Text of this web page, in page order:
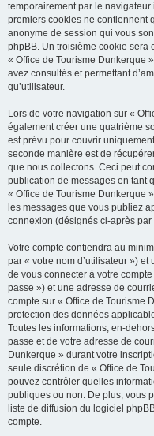
temporairement par le
premiers cookies ne contiennent
anonyme de session qui vous
phpBB. Un troisième cookie sera
« Office de Tourisme Dunkerque
avez consultés et permettant
qu’utilisateur.
Lors de votre navigation sur «
également créer une quatrième
est prévu pour couvrir
seconde manière est de
que nous collectons. Ceci peut
publication de messages en tant
« Office de Tourisme Dunkerque
les messages que vous publiez
connexion (désignés ci-après par
Votre compte contiendra au
par « votre nom d’utilisateur »)
de vous connecter à votre
passe ») et une adresse de
compte sur « Office de Tourisme
protection des données
Toutes les informations, en-
passe et de votre adresse de
Dunkerque » durant votre
seule discrétion de « Office de
pouvez contrôler quelles
publiques ou non. De plus, vous
liste de diffusion du logiciel
compte.